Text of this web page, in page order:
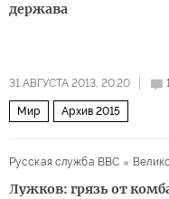
держава
31 АВГУСТА 2013, 20:20
Мир Архив 2015
Русская служба BBC
Лужков: грязь от